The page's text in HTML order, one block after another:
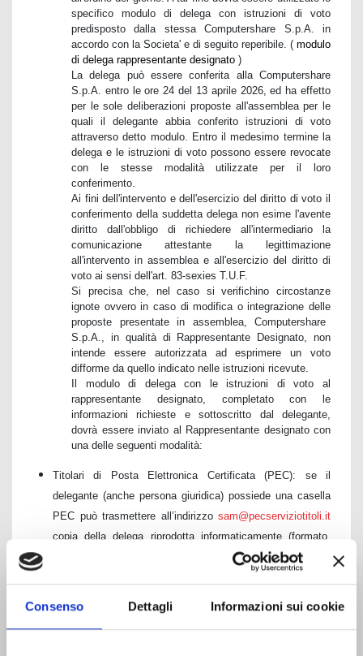
Consenso Dettagli Informazioni sui cookie
specifico modulo di delega con istruzioni di voto
predisposto dalla stessa Computershare S.p.A. in
accordo con la Societa' e di seguito reperibile. ( modulo
di delega rappresentante designato )
La delega può essere conferita alla Computershare
S.p.A. entro le ore 24 del 13 aprile 2026, ed ha effetto
per le sole deliberazioni proposte all'assemblea per le
quali il delegante abbia conferito istruzioni di voto
attraverso detto modulo. Entro il medesimo termine la
delega e le istruzioni di voto possono essere revocate
con le stesse modalità utilizzate per il loro
conferimento.
Ai fini dell'intervento e dell'esercizio del diritto di voto il
conferimento della suddetta delega non esime l'avente
diritto dall'obbligo di richiedere all'intermediario la
comunicazione attestante la legittimazione
all'intervento in assemblea e all'esercizio del diritto di
voto ai sensi dell'art. 83-sexies T.U.F.
Si precisa che, nel caso si verifichino circostanze
ignote ovvero in caso di modifica o integrazione delle
proposte presentate in assemblea, Computershare
S.p.A., in qualità di Rappresentante Designato, non
intende essere autorizzata ad esprimere un voto
difforme da quello indicato nelle istruzioni ricevute.
Il modulo di delega con le istruzioni di voto al
rappresentante designato, completato con le
informazioni richieste e sottoscritto dal delegante,
dovrà essere inviato al Rappresentante designato con
una delle seguenti modalità:
Titolari di Posta Elettronica Certificata (PEC): se il
delegante (anche persona giuridica) possiede una casella
PEC può trasmettere all’indirizzo sam@pecserviziotitoli.it
copia della delega riprodotta informaticamente (formato
Titolari di Firma elettronica avanzata, qualificata o digitale
(FEA): il delegante dotato di FEA può trasmettere la copia